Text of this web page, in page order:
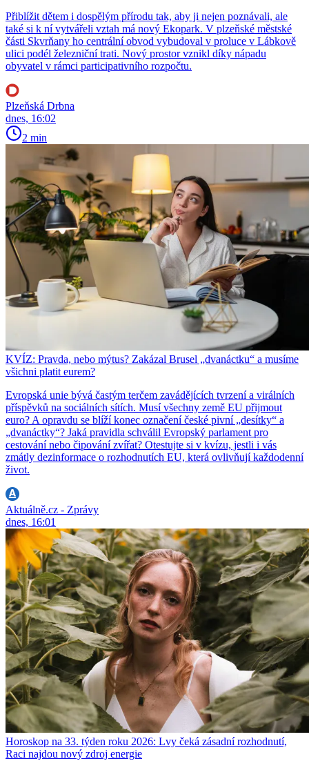
Přiblížit dětem i dospělým přírodu tak, aby ji nejen poznávali, ale
také si k ní vytvářeli vztah má nový Ekopark. V plzeňské městské
části Skvrňany ho centrální obvod vybudoval v proluce v Lábkově
ulici podél železniční trati. Nový prostor vznikl díky nápadu
obyvatel v rámci participativního rozpočtu.
Plzeňská Drbna
dnes, 16:02
2 min
KVÍZ: Pravda, nebo mýtus? Zakázal Brusel „dvanáctku“ a musíme
všichni platit eurem?
Evropská unie bývá častým terčem zavádějících tvrzení a virálních
příspěvků na sociálních sítích. Musí všechny země EU přijmout
euro? A opravdu se blíží konec označení české pivní „desítky“ a
„dvanáctky“? Jaká pravidla schválil Evropský parlament pro
cestování nebo čipování zvířat? Otestujte si v kvízu, jestli i vás
zmátly dezinformace o rozhodnutích EU, která ovlivňují každodenní
život.
Aktuálně.cz - Zprávy
dnes, 16:01
Horoskop na 33. týden roku 2026: Lvy čeká zásadní rozhodnutí,
Raci najdou nový zdroj energie